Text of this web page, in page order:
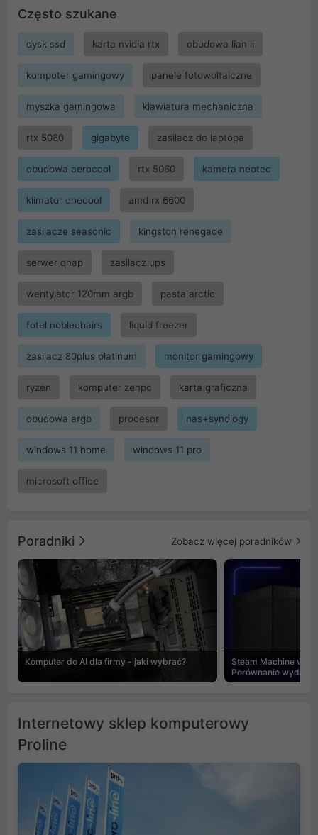
Często szukane
dysk ssd karta nvidia rtx obudowa lian li
komputer gamingowy panele fotowoltaiczne
myszka gamingowa klawiatura mechaniczna
rtx 5080 gigabyte zasilacz do laptopa
obudowa aerocool rtx 5060 kamera neotec
klimator onecool amd rx 6600
zasilacze seasonic kingston renegade
serwer qnap zasilacz ups
wentylator 120mm argb pasta arctic
fotel noblechairs liquid freezer
zasilacz 80plus platinum monitor gamingowy
ryzen komputer zenpc karta graficzna
obudowa argb procesor nas+synology
windows 11 home windows 11 pro
microsoft office
Poradniki Zobacz więcej poradników
Komputer do AI dla firmy - jaki wybrać?
Steam Machine vs
Porównanie
Internetowy sklep komputerowy
Proline